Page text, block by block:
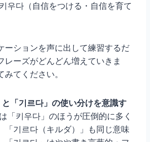
우다（自信をつける・自信を育て
ーションを声に出して練習するだ
レーズがどんどん増えていきま
てください。
「기르다」の使い分けを意識す
「키우다」のほうが圧倒的に多く
「기르다（キルダ）」も同じ意味